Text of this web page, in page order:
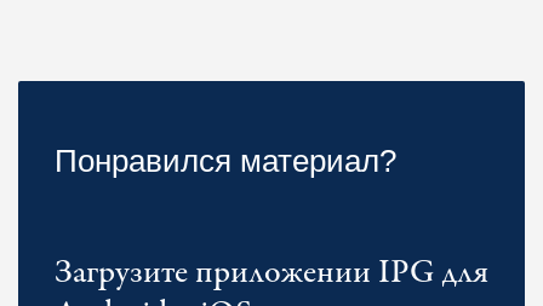
Понравился материал?
Загрузите приложении IPG для